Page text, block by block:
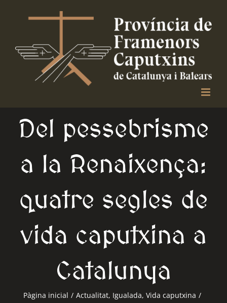
Del pessebrisme
a la Renaixença:
quatre segles de
vida caputxina a
Catalunya
Pàgina inicial / Actualitat, Igualada, Vida caputxina /